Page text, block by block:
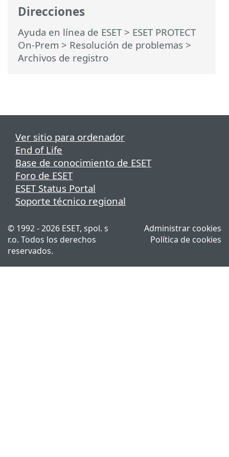
Direcciones
Ayuda en línea de ESET> ESET PROTECT
On-Prem > Resolución de problemas >
Archivos de registro
Ver sitio para ordenador
End of Life
Base de conocimiento de ESET
Foro de ESET
ESET Status Portal
Soporte técnico regional
© 1992 - 2026 ESET, spol. s
r.o. Todos los derechos
reservados.
Administrar cookies
Política de cookies